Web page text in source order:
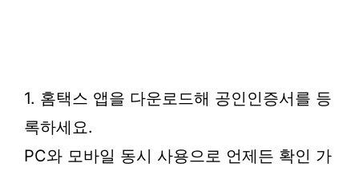
1. 홈택스 앱을 다운로드해 공인인증서를 등
록하세요.
PC와 모바일 동시 사용으로 언제든 확인 가